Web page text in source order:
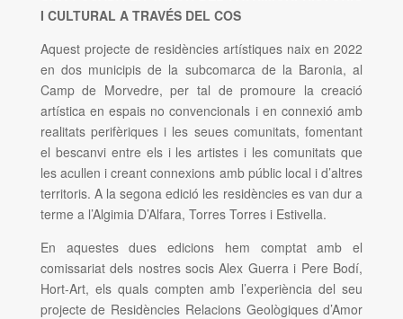
I CULTURAL A TRAVÉS DEL COS
Aquest projecte de residències artístiques naix en 2022
en dos municipis de la subcomarca de la Baronia, al
Camp de Morvedre, per tal de promoure la creació
artística en espais no convencionals i en connexió amb
realitats perifèriques i les seues comunitats, fomentant
el bescanvi entre els i les artistes i les comunitats que
les acullen i creant connexions amb públic local i d’altres
territoris. A la segona edició les residències es van dur a
terme a l’Algimia D’Alfara, Torres Torres i Estivella.
En aquestes dues edicions hem comptat amb el
comissariat dels nostres socis Alex Guerra i Pere Bodí,
Hort-Art, els quals compten amb l’experiència del seu
projecte de Residències Relacions Geològiques d’Amor